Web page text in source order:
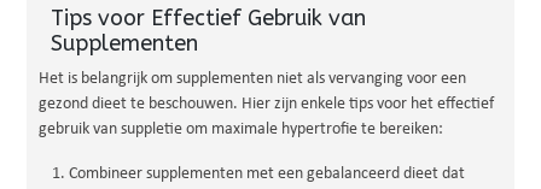
Tips voor Effectief Gebruik van
Supplementen
Het is belangrijk om supplementen niet als vervanging voor een
gezond dieet te beschouwen. Hier zijn enkele tips voor het effectief
gebruik van suppletie om maximale hypertrofie te bereiken:
Combineer supplementen met een gebalanceerd dieet dat